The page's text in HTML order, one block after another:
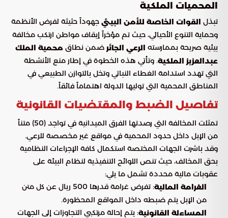
المحميات الملكية
تبذل القوات الخاصة للأمن البيئي جهوداً حثيثة لفرض الأنظمة
وحماية التنوع الأحيائي، حيث تم مؤخراً إيقاف مواطن ارتكب مخالفة
بيئية صريحة بممارسته الرعي الجائر ضمن نطاق محمية الملك
عبدالعزيز الملكية. وتأتي هذه الخطوة في إطار منع الأنشطة
التي تهدد استدامة الغطاء النباتي وتخل بالتوازن الطبيعي في
المناطق المحمية التي توليها الدولة اهتماماً فائقاً.
تفاصيل الضبط والمقتضيات القانونية
تمثلت المخالفة التي رصدتها الفرق الميدانية في تواجد (50) متناً
من الإبل داخل حدود المحمية في مواقع غير مخصصة للرعي.
وقد باشرت الجهات المختصة استكمال كافة الإجراءات النظامية
بحق المخالف، حيث تنص اللوائح التنفيذية لنظام البيئة على
عقوبات مالية محددة تشمل ما يلي:
الغرامة المالية
: تفرض غرامة قدرها 500 ريال عن كل متن
من الإبل يتم ضبطه داخل المواقع المحظورة.
المساءلة القانونية: يتم إحالة مرتكبي التجاوزات إلى الجهات